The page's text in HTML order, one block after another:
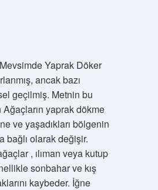
Yaprak Döker
ancak bazı
geçilmiş. Metnin bu
Ağaçların yaprak dökme
ve yaşadıkları bölgenin
bağlı olarak değişir.
, ılıman veya kutup
sonbahar ve kış
kaybeder. İğne